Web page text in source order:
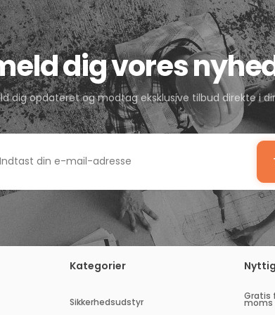
dig vores
dig opdateret og modtag eksklusive tilbud direkte i
Kategorier
Sikkerhedsudstyr
Gratis
moms